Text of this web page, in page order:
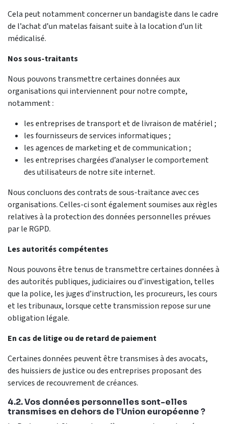
Cela peut notamment concerner un bandagiste dans le cadre
de l’achat d’un matelas faisant suite à la location d’un lit
médicalisé.
Nos sous-traitants
Nous pouvons transmettre certaines données aux
organisations qui interviennent pour notre compte,
notamment :
les entreprises de transport et de livraison de matériel ;
les fournisseurs de services informatiques ;
les agences de marketing et de communication ;
les entreprises chargées d’analyser le comportement
des utilisateurs de notre site internet.
Nous concluons des contrats de sous-traitance avec ces
organisations. Celles-ci sont également soumises aux règles
relatives à la protection des données personnelles prévues
par le RGPD.
Les autorités compétentes
Nous pouvons être tenus de transmettre certaines données à
des autorités publiques, judiciaires ou d’investigation, telles
que la police, les juges d’instruction, les procureurs, les cours
et les tribunaux, lorsque cette transmission repose sur une
obligation légale.
En cas de litige ou de retard de paiement
Certaines données peuvent être transmises à des avocats,
des huissiers de justice ou des entreprises proposant des
services de recouvrement de créances.
4.2. Vos données personnelles sont-elles
transmises en dehors de l’Union européenne ?